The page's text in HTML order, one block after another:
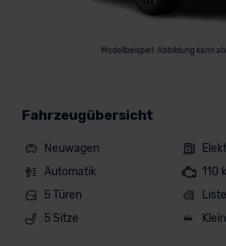
Modellbeispiel: Abbildung kann
Fahrzeugübersicht
Neuwagen
Automatik
110
5 Türen
5 Sitze